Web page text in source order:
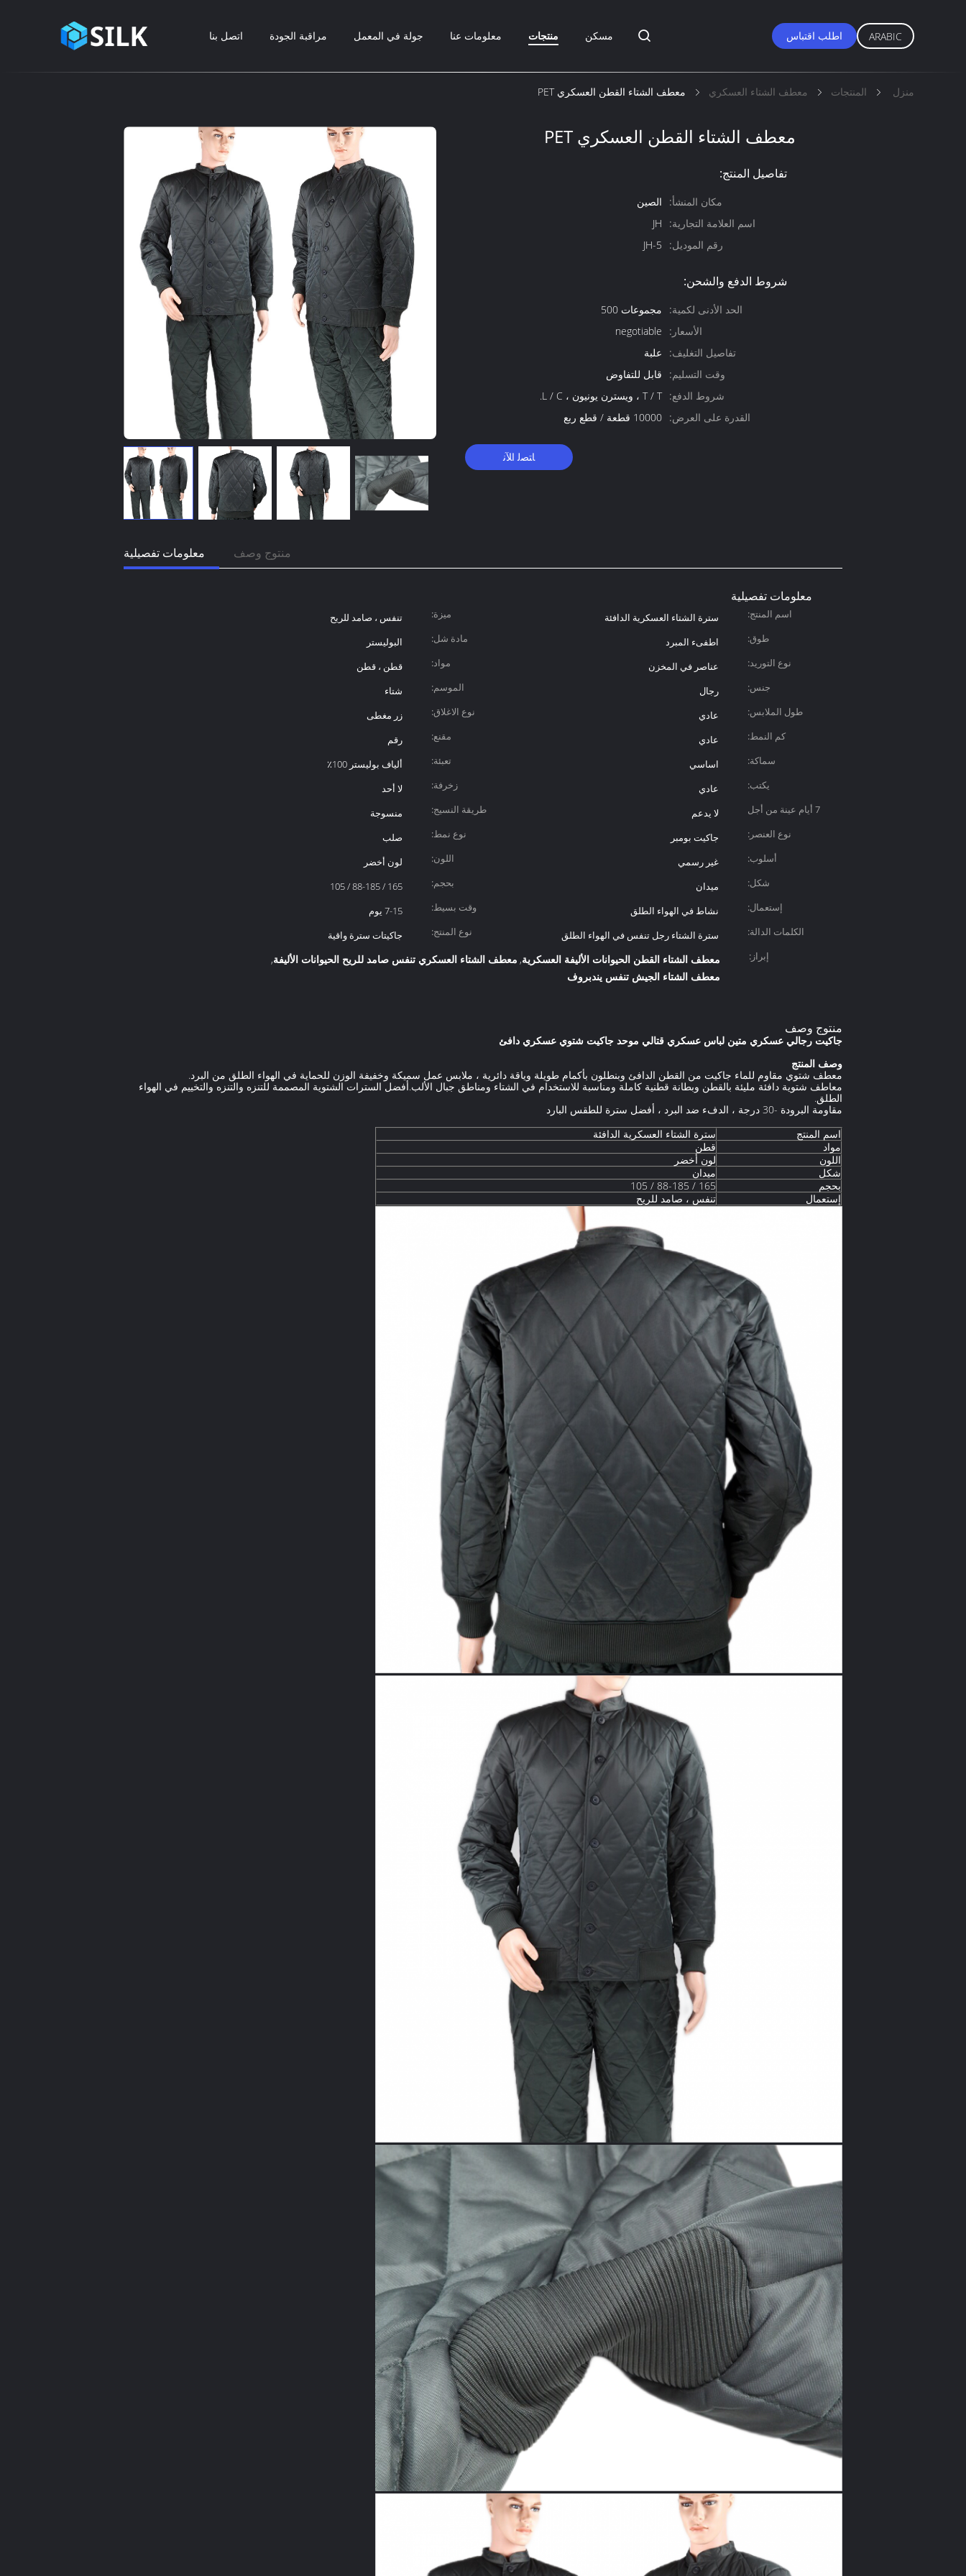
مسكن منتجات معلومات عنا جولة في المعمل مراقبة الجودة اتصل بنا اطلب اقتباس ARABIC
منزل المنتجات معطف الشتاء العسكري معطف الشتاء القطن العسكري PET
معطف الشتاء القطن العسكري PET
تفاصيل المنتج:
مكان المنشأ:
الصين
اسم العلامة التجارية:
JH
رقم الموديل:
JH-5
شروط الدفع والشحن:
الحد الأدنى لكمية:
مجموعات 500
الأسعار:
negotiable
تفاصيل التغليف:
علبة
وقت التسليم:
قابل للتفاوض
شروط الدفع: T / T ، ويسترن يونيون ، L / C.
القدرة على العرض: 10000 قطعة / قطع ربع
ﺎﺘﺼﻟ ﺍﻶﻧ
معلومات تفصيلية منتوج وصف
معلومات تفصيلية
اسم المنتج: سترة الشتاء العسكرية الدافئة ميزة:
تنفس ، صامد للريح
طوق:
اطفىء المبرد مادة شل:
البوليستر
نوع التوريد:
عناصر في المخزن مواد:
قطن ، قطن
جنس:
رجال الموسم:
شتاء
طول الملابس:
عادي نوع الاغلاق:
زر مغطى
كم النمط:
عادي مقنع:
رقم
سماكة:
اساسي تعبئة:
ألياف بوليستر 100٪
يكتب:
عادي زخرفة:
لا أحد
7 أيام عينة من أجل
لا يدعم طريقة النسيج:
منسوجة
نوع العنصر:
جاكيت بومبر نوع نمط:
صلب
أسلوب:
غير رسمي اللون:
لون أخضر
شكل:
ميدان بحجم:
165 / 88-185 / 105
إستعمال:
نشاط في الهواء الطلق وقت بسيط:
7-15 يوم
الكلمات الدالة:
سترة الشتاء رجل تنفس في الهواء الطلق نوع المنتج:
جاكيتات سترة واقية
إبراز:
معطف الشتاء القطن الحيوانات الأليفة العسكرية, معطف الشتاء العسكري تنفس صامد للريح الحيوانات الأليفة,
معطف الشتاء الجيش تنفس يندبروف
منتوج وصف
جاكيت رجالي عسكري متين لباس عسكري قتالي موحد جاكيت شتوي عسكري دافئ
وصف المنتج
معطف شتوي مقاوم للماء جاكيت من القطن الدافئ وبنطلون بأكمام طويلة وياقة دائرية ، ملابس عمل سميكة وخفيفة الوزن للحماية في الهواء الطلق من البرد.
معاطف شتوية دافئة مليئة بالقطن وبطانة قطنية كاملة ومناسبة للاستخدام في الشتاء ومناطق جبال الألب.أفضل السترات الشتوية المصممة للتنزه والتنزه والتخييم في الهواء
الطلق.
مقاومة البرودة -30 درجة ، الدفء ضد البرد ، أفضل سترة للطقس البارد
اسم المنتج
سترة الشتاء العسكرية الدافئة
مواد
قطن
اللون
لون أخضر
شكل
ميدان
بحجم
165 / 88-185 / 105
إستعمال
تنفس ، صامد للريح